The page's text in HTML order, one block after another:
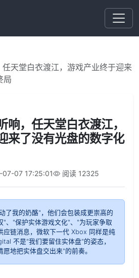
天堂白衣渡江，游戏产业终于迎来
局
响，任天堂白衣渡江，
来了没有光盘的数字化
07-07 17:25:01 阅读 12325
了我的奶酪"，他们会包装成更崇高的
"、"保护实体游戏文化"、"为玩家争取
应链消息，微软下一代 Xbox 同样是纯
不是"我们要留住实体盘"的姿态，
地把实体盘交出来"的前奏。